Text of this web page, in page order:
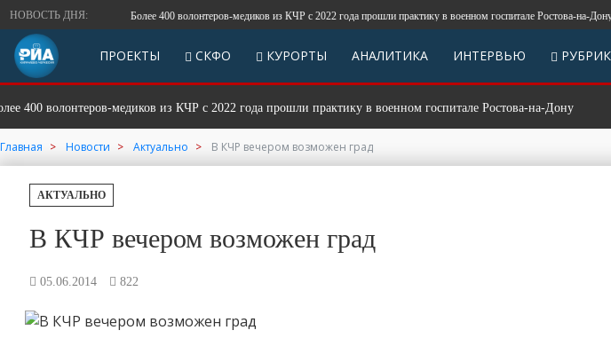
НОВОСТЬ ДНЯ: Более 400 волонтеров-медиков из КЧР с 2022 года прошли практику в военном госпитале Ростова-на-Дону
ПРОЕКТЫ СКФО КУРОРТЫ АНАЛИТИКА ИНТЕРВЬЮ
волонтеров-медиков из КЧР с 2022 года прошли практику в военном госпитале Ростова-на-Дону
Главная Новости Актуально В КЧР вечером возможен град
АКТУАЛЬНО
В КЧР вечером возможен град
05.06.2014 822